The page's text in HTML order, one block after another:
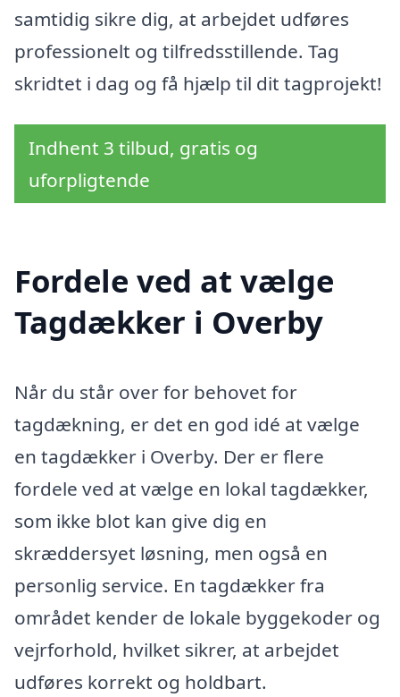
samtidig sikre dig, at arbejdet udføres
professionelt og tilfredsstillende. Tag
skridtet i dag og få hjælp til dit tagprojekt!
Indhent 3 tilbud, gratis og
uforpligtende
Fordele ved at vælge
Tagdækker i Overby
Når du står over for behovet for
tagdækning, er det en god idé at vælge
en tagdækker i Overby. Der er flere
fordele ved at vælge en lokal tagdækker,
som ikke blot kan give dig en
skræddersyet løsning, men også en
personlig service. En tagdækker fra
området kender de lokale byggekoder og
vejrforhold, hvilket sikrer, at arbejdet
udføres korrekt og holdbart.